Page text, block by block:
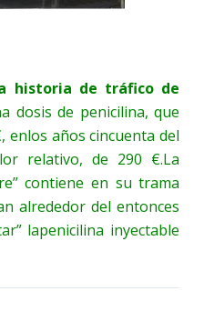
historia de tráfico de
dosis de penicilina, que
enlos años cincuenta del
relativo, de 290 €.La
contiene en su trama
alrededor del entonces
lapenicilina inyectable